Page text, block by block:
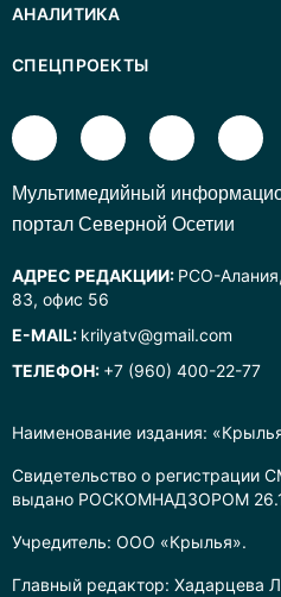
Наименование издания:
Свидетельство о
выдано РОСКОМНАДЗОРОМ
Учредитель: ООО «Крылья».
Главный редактор: Хадарцева
АНАЛИТИКА
СПЕЦПРОЕКТЫ
Mультимедийный
портал Северной Осетии
АДРЕС РЕДАКЦИИ: РСО-
83, офис 56
E-MAIL: krilyatv@gmail.com
ТЕЛЕФОН: +7 (960) 400-22-77